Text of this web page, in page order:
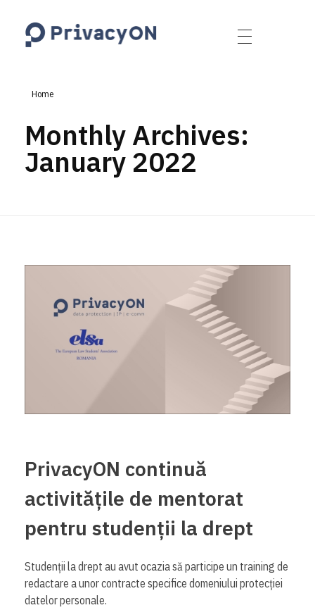
Home
Monthly Archives:
January 2022
PrivacyON continuă
activitățile de mentorat
pentru studenții la drept
Studenții la drept au avut ocazia să participe un training de
redactare a unor contracte specifice domeniului protecției
datelor personale.